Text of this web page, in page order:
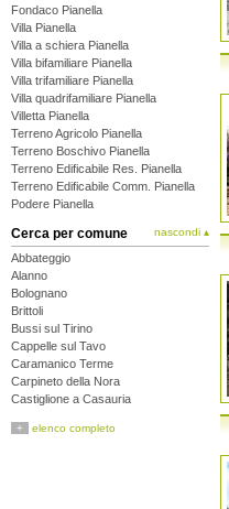
Fondaco Pianella
Villa Pianella
Villa a schiera Pianella
Villa bifamiliare Pianella
Villa trifamiliare Pianella
Villa quadrifamiliare Pianella
Villetta Pianella
Terreno Agricolo Pianella
Terreno Boschivo Pianella
Terreno Edificabile Res. Pianella
Terreno Edificabile Comm. Pianella
Podere Pianella
Cerca per comune nascondi ▴
Abbateggio
Alanno
Bolognano
Brittoli
Bussi sul Tirino
Cappelle sul Tavo
Caramanico Terme
Carpineto della Nora
Castiglione a Casauria
Cepagatti
+ elenco completo